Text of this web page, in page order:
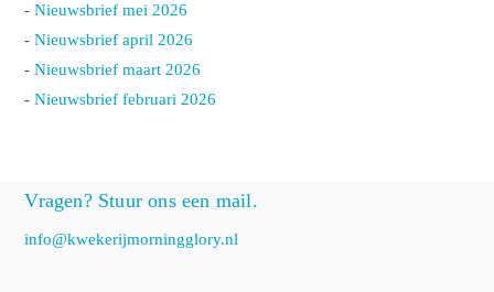
-Nieuwsbrief mei 2026
-Nieuwsbrief april 2026
-Nieuwsbrief maart 2026
-Nieuwsbrief februari 2026
Vragen? Stuur ons een mail.
info@kwekerijmorningglory.nl